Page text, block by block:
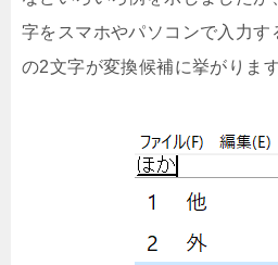
字をスマホやパソコンで入力す
の2文字が変換候補に挙がります